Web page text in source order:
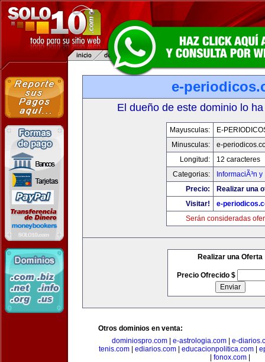
e-
El dueño de este dominio lo
Mayusculas:
E-
Minusculas:
e-
Longitud:
12 caracteres
Categorias:
InformaciÃ³n
Precio:
Realizar una
Visitar!
e-
Serán consideradas
Realizar una Oferta
Precio Ofrecido $
Otros dominios en venta:
dominiospro.com
e-astrologia.com
e-
tenis.com
ediarios.com educacionpolitica.com
fonox.com